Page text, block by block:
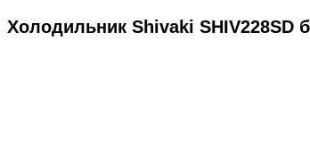
Холодильник Shivaki SHIV228SD